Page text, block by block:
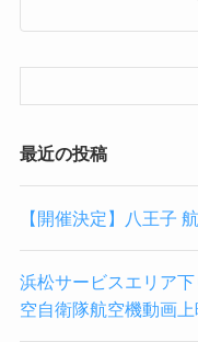
最近の投稿
【開催決定】八王子
浜松サービスエリア
空自衛隊航空機動画